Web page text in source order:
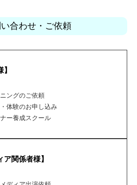
合わせ・ご依頼
ングのご依頼
体験のお申し込み
ー養成スクール
ア関係者様】